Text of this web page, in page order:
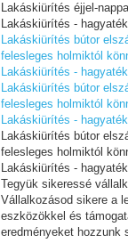
Lakáskiürítés éjjel-
Lakáskiürítés -
Lakáskiürítés bútor
felesleges holmiktól
Lakáskiürítés -
Lakáskiürítés bútor
felesleges holmiktól
Lakáskiürítés -
Lakáskiürítés bútor
felesleges holmiktól
Lakáskiürítés -
Tegyük sikeressé
Vállalkozásod sikere a
eszközökkel és
eredményeket hozzunk